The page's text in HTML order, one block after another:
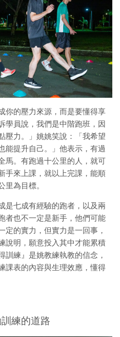
你的壓力來源，而是要懂得享
學員說，我們是中階跑班，因
壓力。」姚姚笑說：「我希望
能提升自己。」他表示，有過
馬。有跑過十公里的人，就可
手來上課，就以上完課，能順
為目標。
是七成有經驗的跑者，以及兩
者也不一定是新手，他們可能
定的實力，但實力是一回事，
說明，願意投入其中才能累積
訓練』是姚教練執教的信念，
課表的內容與生理效應，懂得
練的道路